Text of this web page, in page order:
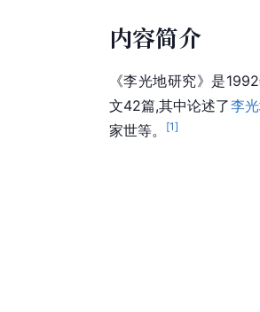
内容简介
《李光地研究》是
文42篇,其中论述了李
家世等。
[1]